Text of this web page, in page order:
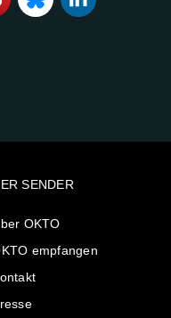
SENDER
OKTO
empfangen